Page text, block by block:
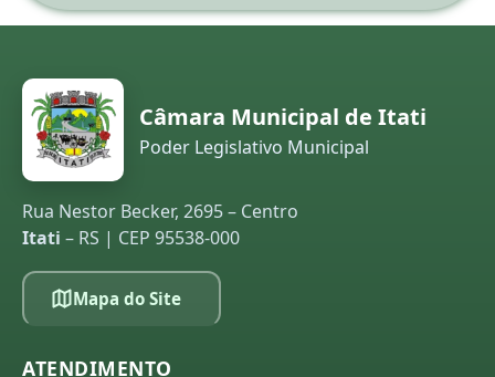
Câmara Municipal de Itati
Poder Legislativo Municipal
Rua Nestor Becker, 2695 – Centro
Itati – RS | CEP 95538-000
Mapa do Site
ATENDIMENTO